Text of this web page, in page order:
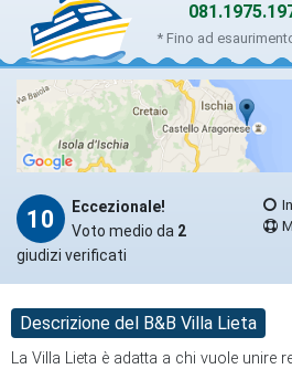
* Fino ad
10
Eccezionale!
Voto medio da 2
giudizi verificati
Descrizione del B&B Villa Lieta
La Villa Lieta è adatta a chi vuole unire